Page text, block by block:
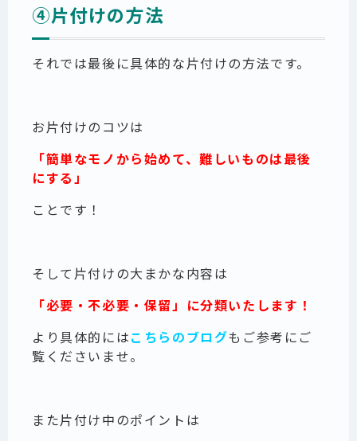
④片付けの方法
それでは最後に具体的な片付けの方法です。
お片付けのコツは
「簡単なモノから始めて、難しいものは最後
にする」
ことです！
そして片付けの大まかな内容は
「必要・不必要・保留」に分類いた します！
より具体的にはこちらのブログもご参考にご
覧くださいませ。
また片付け中のポイントは